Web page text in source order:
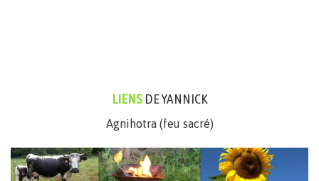
LIENSDE YANNICK
Agnihotra (feu sacré)